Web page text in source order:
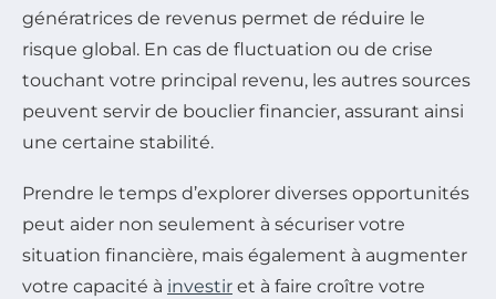
génératrices de revenus permet de réduire le
risque global. En cas de fluctuation ou de crise
touchant votre principal revenu, les autres sources
peuvent servir de bouclier financier, assurant ainsi
une certaine stabilité.
Prendre le temps d’explorer diverses opportunités
peut aider non seulement à sécuriser votre
situation financière, mais également à augmenter
votre capacité à investir et à faire croître votre